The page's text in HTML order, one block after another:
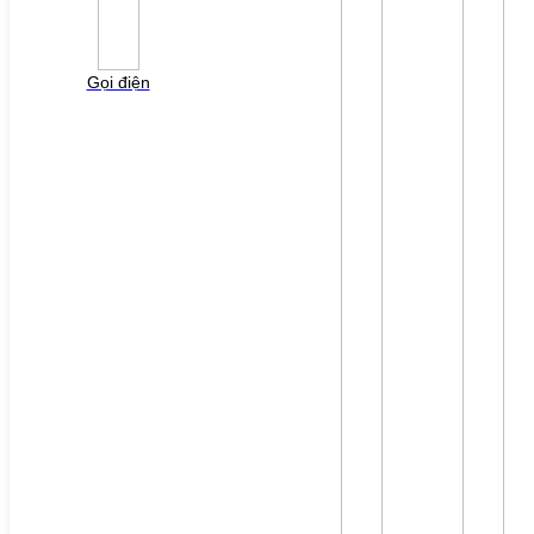
Gọi điện